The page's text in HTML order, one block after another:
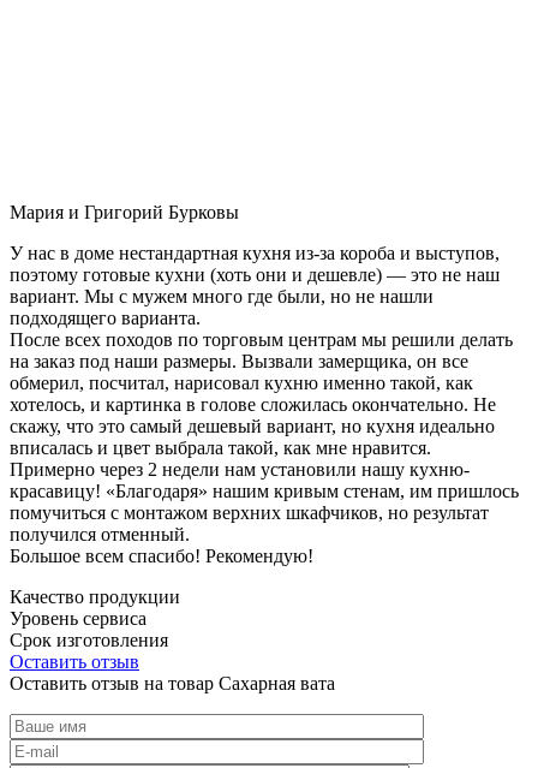
Мария и Григорий Бурковы
У нас в доме нестандартная кухня из-за короба и выступов,
поэтому готовые кухни (хоть они и дешевле) — это не наш
вариант. Мы с мужем много где были, но не нашли
подходящего варианта.
После всех походов по торговым центрам мы решили делать
на заказ под наши размеры. Вызвали замерщика, он все
обмерил, посчитал, нарисовал кухню именно такой, как
хотелось, и картинка в голове сложилась окончательно. Не
скажу, что это самый дешевый вариант, но кухня идеально
вписалась и цвет выбрала такой, как мне нравится.
Примерно через 2 недели нам установили нашу кухню-
красавицу! «Благодаря» нашим кривым стенам, им пришлось
помучиться с монтажом верхних шкафчиков, но результат
получился отменный.
Большое всем спасибо! Рекомендую!
Качество продукции
Уровень сервиса
Срок изготовления
Оставить отзыв
Оставить отзыв на товар Сахарная вата